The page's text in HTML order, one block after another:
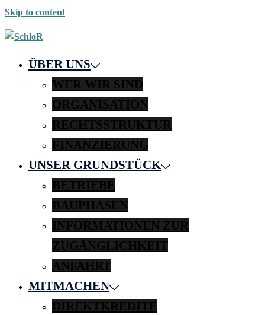
Skip to content
ÜBER UNS
WER WIR SIND
ORGANISATION
RECHTSSTRUKTUR
FINANZIERUNG
UNSER GRUNDSTÜCK
BETRIEBE
BAUPHASEN
INFORMATIONEN ZUR
ZUGÄNGLICHKEIT
ANFAHRT
MITMACHEN
DIREKTKREDITE